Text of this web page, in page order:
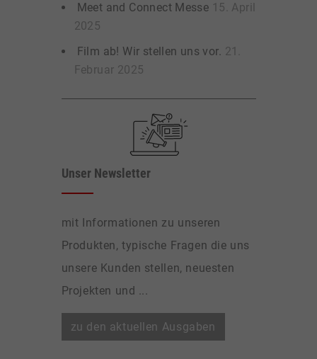
Meet and Connect Messe 15. April
2025
Film ab! Wir stellen uns vor. 21.
Februar 2025
Unser Newsletter
mit Informationen zu unseren
Produkten, typische Fragen die uns
unsere Kunden stellen, neuesten
Projekten und ...
zu den aktuellen Ausgaben